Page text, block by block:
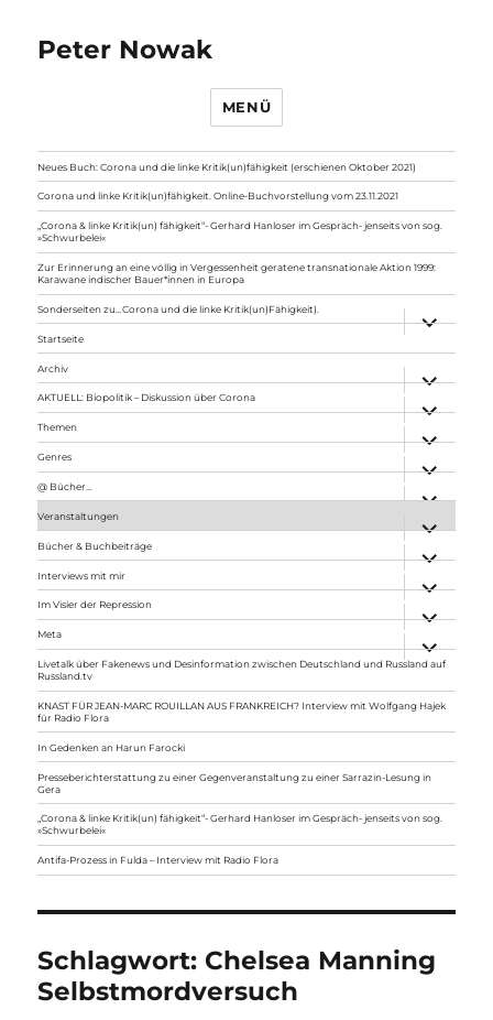
Peter Nowak
MENÜ
Neues Buch: Corona und die linke Kritik(un)fähigkeit (erschienen Oktober 2021)
Corona und linke Kritik(un)fähigkeit. Online-Buchvorstellung vom 23.11.2021
„Corona & linke Kritik(un) fähigkeit“- Gerhard Hanloser im Gespräch- jenseits von sog.
»Schwurbelei«
Zur Erinnerung an eine völlig in Vergessenheit geratene transnationale Aktion 1999:
Karawane indischer Bauer*innen in Europa
Sonderseiten zu…Corona und die linke Kritik(un)Fähigkeit).
anzeigen
Startseite
Archiv
anzeigen
AKTUELL: Biopolitik – Diskussion über Corona
anzeigen
Themen
anzeigen
Genres
anzeigen
@ Bücher…
Veranstaltungen
anzeigen
Bücher & Buchbeiträge
anzeigen
Interviews mit mir
anzeigen
Im Visier der Repression
anzeigen
Meta
anzeigen
Livetalk über Fakenews und Desinformation zwischen Deutschland und Russland auf
Russland.tv
KNAST FÜR JEAN-MARC ROUILLAN AUS FRANKREICH? Interview mit Wolfgang Hajek
für Radio Flora
In Gedenken an Harun Farocki
Presseberichterstattung zu einer Gegenveranstaltung zu einer Sarrazin-Lesung in
Gera
„Corona & linke Kritik(un) fähigkeit“- Gerhard Hanloser im Gespräch- jenseits von sog.
»Schwurbelei«
Antifa-Prozess in Fulda – Interview mit Radio Flora
Schlagwort: Chelsea Manning
Selbstmordversuch